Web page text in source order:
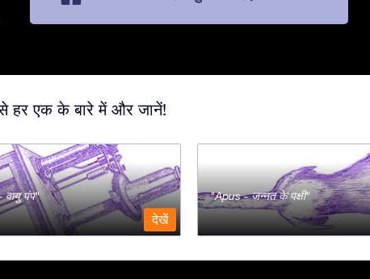
से हर एक के बारे में और जानें!
वायु पंप
देखें
Apus - जन्नत के पक्षी